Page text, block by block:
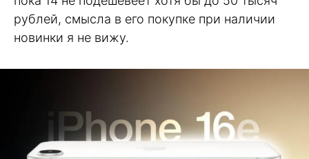
рублей, смысла в его покупке при наличии
новинки я не вижу.